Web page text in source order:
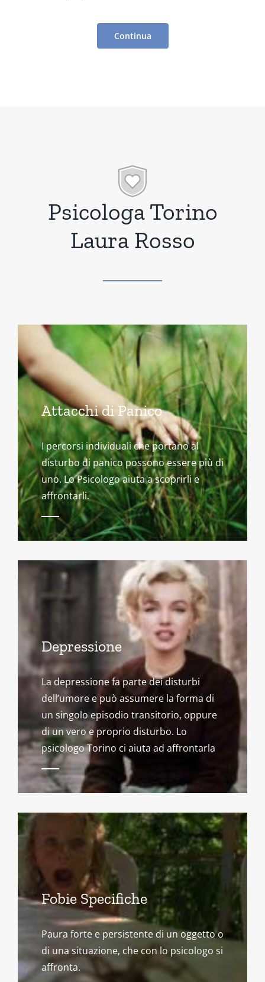
Continua
Psicologa Torino
Laura Rosso
Attacchi di Panico
I percorsi individuali che portano al
disturbo di panico possono essere più di
uno. Lo Psicologo aiuta a scoprirli e
affrontarli.
Depressione
La depressione fa parte dei disturbi
dell’umore e può assumere la forma di
un singolo episodio transitorio, oppure
di un vero e proprio disturbo. Lo
psicologo Torino ci aiuta ad affrontarla
Fobie Specifiche
Paura forte e persistente di un oggetto o
di una situazione, che con lo psicologo si
affronta.